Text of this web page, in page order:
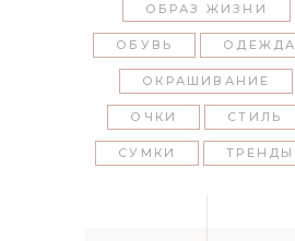
ОБРАЗ ЖИЗНИ
ОБУВЬ ОДЕЖДА
ОКРАШИВАНИЕ
ОЧКИ СТИЛЬ
СУМКИ ТРЕНДЫ